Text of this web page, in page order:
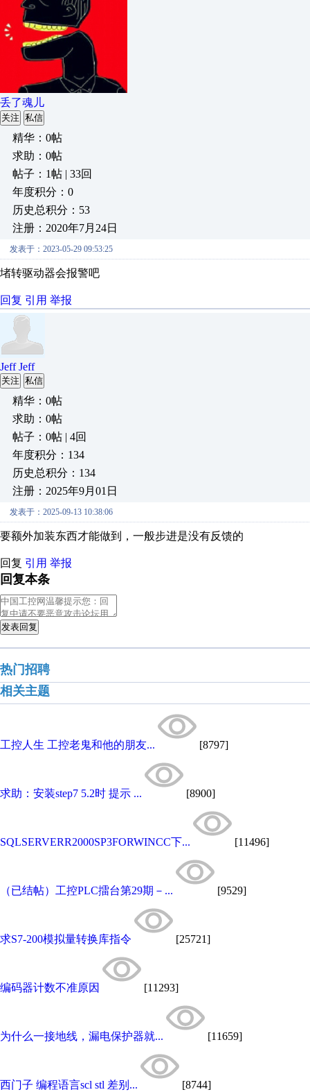
丢了魂儿
关注 私信
精华：0帖
求助：0帖
帖子：1帖 | 33回
年度积分：0
历史总积分：53
注册：2020年7月24日
发表于：2023-05-29 09:53:25
堵转驱动器会报警吧
回复 引用 举报
Jeff Jeff
关注 私信
精华：0帖
求助：0帖
帖子：0帖 | 4回
年度积分：134
历史总积分：134
注册：2025年9月01日
发表于：2025-09-13 10:38:06
要额外加装东西才能做到，一般步进是没有反馈的
回复 引用 举报
回复本条
发表回复
热门招聘
相关主题
工控人生 工控老鬼和他的朋友... [8797]
求助：安装step7 5.2时 提示 ... [8900]
SQLSERVERR2000SP3FORWINCC下... [11496]
（已结帖）工控PLC擂台第29期－... [9529]
求S7-200模拟量转换库指令 [25721]
编码器计数不准原因 [11293]
为什么一接地线，漏电保护器就... [11659]
西门子 编程语言scl stl 差别... [8744]